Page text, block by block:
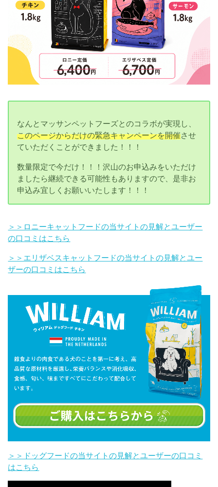
なんとマッサンペットフーズとのコラボが実現し、
このページからだけの緊急キャンペーンを開催させ
ていただくことができました！！！
数量限定で今だけ！！！沢山のお申込みをいただけ
ましたら継続できる可能性もありますので、是非お
申込み宜しくお願いいたします！！！
＞＞ロニーキャットフードの当サイトの見解とユーザー
の口コミはこちら
＞＞エリザベスキャットフードの当サイトの見解とユー
ザーの口コミはこちら
＞＞ドッグフードの当サイトの見解とユーザーの口コミ
はこちら